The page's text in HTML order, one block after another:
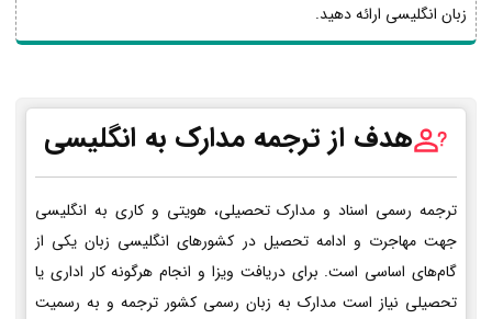
زبان انگلیسی ارائه دهید.
هدف از ترجمه مدارک به انگلیسی
ترجمه رسمی اسناد و مدارک تحصیلی، هویتی و کاری به انگلیسی
جهت مهاجرت و ادامه تحصیل در کشورهای انگلیسی زبان یکی از
گام‌های اساسی است. برای دریافت ویزا و انجام هرگونه کار اداری یا
تحصیلی نیاز است مدارک به زبان رسمی کشور ترجمه و به رسمیت